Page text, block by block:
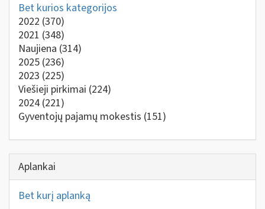
Bet kurios kategorijos
2022 (370)
2021 (348)
Naujiena (314)
2025 (236)
2023 (225)
Viešieji pirkimai (224)
2024 (221)
Gyventojų pajamų mokestis (151)
Aplankai
Bet kurį aplanką